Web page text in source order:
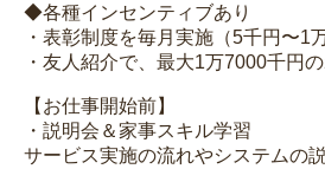
◆各種インセンティブあり
・表彰制度を毎月実施（5千円〜1
・友人紹介で、最大1万7000千円
【お仕事開始前】
・説明会＆家事スキル学習
サービス実施の流れやシステムの